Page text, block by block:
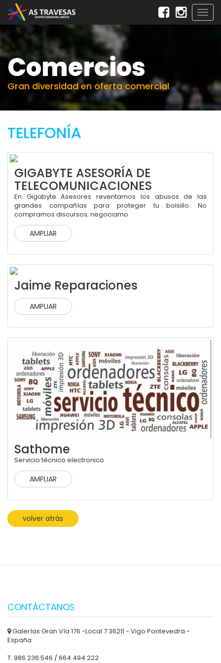
Comercios
Gran diversidad en oferta comercial
TELEFONÍA
GIGABYTE ASESORÍA DE
TELECOMUNICACIONES
En Gigabyte Asesores reventamos los abusos de las
grandes compañías para proteger tu bolsillo. No
compramos discursos; negociamo
AMPLIAR
Jaime Reparaciones
AMPLIAR
Sathome
Servicio técnico electronico
AMPLIAR
volver atrás
CONTÁCTANOS
Galerías Gran Vía 176 -Local 7 36211 - Vigo Pontevedra -
España
T: 986 236 546 / 664 494 222